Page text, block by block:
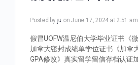
Posted by ju on June 17, 2024 at 2:51 am
假冒UOFW温尼伯大学毕业证书《
加拿大密封成绩单学位证书《加拿
GPA修改》真实留学留信存档认证